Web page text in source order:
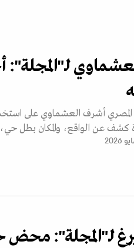
لـ"المجلة":
أشرف العشماوي على استخدام
كشف عن الواقع، والمكان بطل حي،
لـ"المجلة":